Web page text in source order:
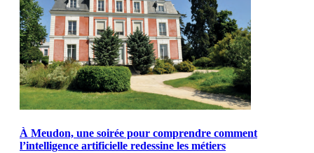
À Meudon, une soirée pour comprendre comment
l’intelligence artificielle redessine les métiers